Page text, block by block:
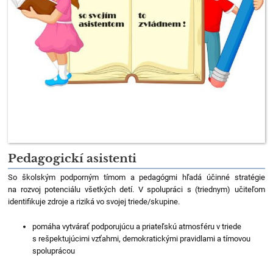
Pedagogickí asistenti
So školským podporným tímom a pedagógmi hľadá účinné stratégie
na rozvoj potenciálu všetkých detí. V spolupráci s (triednym) učiteľom
identifikuje zdroje a riziká vo svojej triede/skupine.
pomáha vytvárať podporujúcu a priateľskú atmosféru v triede
s rešpektujúcimi vzťahmi, demokratickými pravidlami a tímovou
spoluprácou